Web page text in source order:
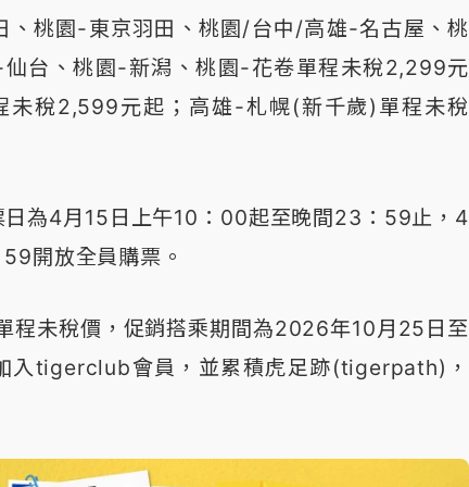
桃園-東京羽田、桃園/台中/高雄-名古屋、桃
台、桃園-新潟、桃園-花卷單程未稅2,299元
稅2,599元起；高雄-札幌(新千歲)單程未稅
日為4月15日上午10：00起至晚間23：59止，4
開放全員購票。
程未稅價，促銷搭乘期間為2026年10月25日至
入tigerclub會員，並累積虎足跡(tigerpath)，